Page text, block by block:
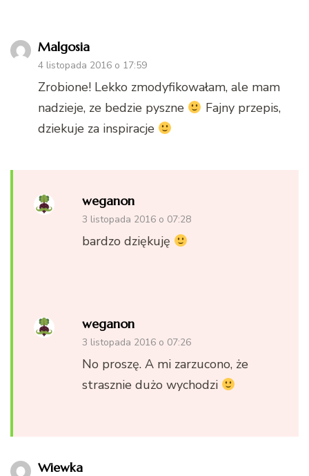
Malgosia
4 listopada 2016 o 17:59
Zrobione! Lekko zmodyfikowałam, ale mam
nadzieje, ze bedzie pyszne
Fajny przepis,
dziekuje za inspiracje
weganon
3 listopada 2016 o 07:28
bardzo dziękuję
weganon
3 listopada 2016 o 07:26
No proszę. A mi zarzucono, że
strasznie dużo wychodzi
Wiewka